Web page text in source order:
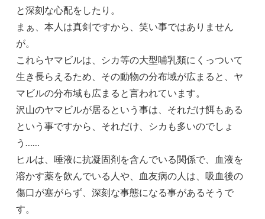
と深刻な心配をしたり。
まぁ、本人は真剣ですから、笑い事ではありません
が。
これらヤマビルは、シカ等の大型哺乳類にくっついて
生き長らえるため、その動物の分布域が広まると、ヤ
マビルの分布域も広まると言われています。
沢山のヤマビルが居るという事は、それだけ餌もある
という事ですから、それだけ、シカも多いのでしょ
う……
ヒルは、唾液に抗凝固剤を含んでいる関係で、血液を
溶かす薬を飲んでいる人や、血友病の人は、吸血後の
傷口が塞がらず、深刻な事態になる事があるそうで
す。